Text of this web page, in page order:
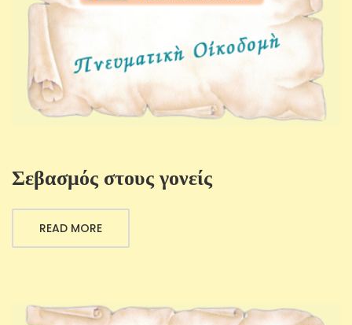
Σεβασμός στους γονείς
READ MORE